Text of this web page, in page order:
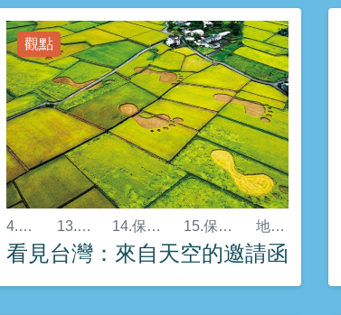
觀點
4.優質教育 13.氣候行動 14.保育海洋生態 15.保育陸域生態 地方創生
看見台灣：來自天空的邀請函